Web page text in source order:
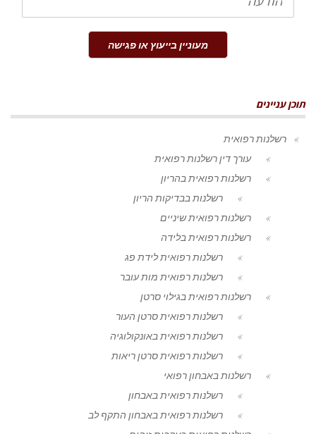
מעוניין בייעוץ או פגישה
תוכן עניינים
רשלנות רפואית
עורך דין רשלנות רפואית
רשלנות רפואית בהריון
רשלנות בבדיקות הריון
רשלנות רפואית שיניים
רשלנות רפואית בלידה
רשלנות רפואית לידת פג
רשלנות רפואית מות עובר
רשלנות רפואית בגילוי סרטן
רשלנות רפואית סרטן העור
רשלנות רפואית באונקולוגיה
רשלנות רפואית סרטן ריאות
רשלנות באבחון רפואי
רשלנות רפואית באבחון
רשלנות רפואית באבחון התקף לב